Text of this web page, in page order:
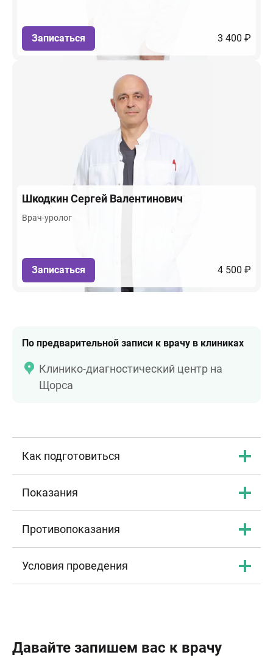
Записаться 3 400 ₽
ШкодкинСергей Валентинович
Врач-уролог
Записаться 4 500 ₽
По предварительной записи к врачу в клиниках
Клинико-диагностический центр на
Щорса
Как подготовиться
Показания
Противопоказания
Условия проведения
Давайте запишем вас к врачу